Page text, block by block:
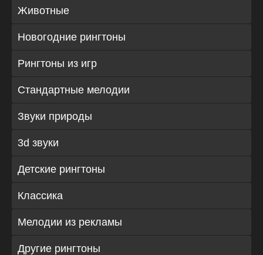
Животные
Новогодние рингтоны
Рингтоны из игр
Стандартные мелодии
Звуки природы
3d звуки
Детские рингтоны
Классика
Мелодии из рекламы
Другие рингтоны